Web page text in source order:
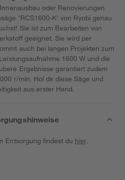
oder Renovierungen
'RCS1600-K' von Ryobi genau
Sie ist zum Bearbeiten von
geeignet. Sie wird per
auch bei langen Projekten zum
1600 W und die
Ergebnisse garantiert zudem
r/min. Hol dir diese Säge und
aus erster Hand.
Entsorgung findest du hier.